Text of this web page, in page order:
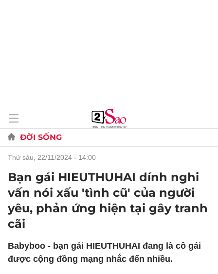
ĐỜI SỐNG
thứ sáu, 22/11/2024 - 14:00
Bạn gái HIEUTHUHAI dính nghi
vấn nói xấu 'tình cũ' của người
yêu, phản ứng hiện tại gây tranh
cãi
Babyboo - bạn gái HIEUTHUHAI đang là cô gái
được cộng đồng mạng nhắc đến nhiều.